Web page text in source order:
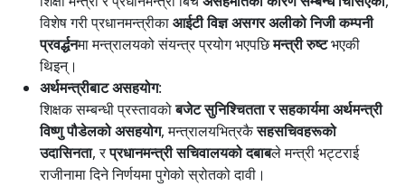
विशेष गरी प्रधानमन्त्रीकाआईटी विज्ञ असगर अलीको निजी कम्पनी
प्रवर्द्धनमा मन्त्रालयको संयन्त्र प्रयोग भएपछिमन्त्री रुष्टभएकी
थिइन्।
अर्थमन्त्रीबाट असहयोग:
शिक्षक सम्बन्धी प्रस्तावकोबजेट सुनिश्चितता र सहकार्यमा अर्थमन्त्री
विष्णु पौडेलको असहयोग, मन्त्रालयभित्रकैसहसचिवहरूको
उदासिनता, रप्रधानमन्त्री सचिवालयको दबाबले मन्त्री भट्टराई
राजीनामा दिने निर्णयमा पुगेको स्रोतको दावी।